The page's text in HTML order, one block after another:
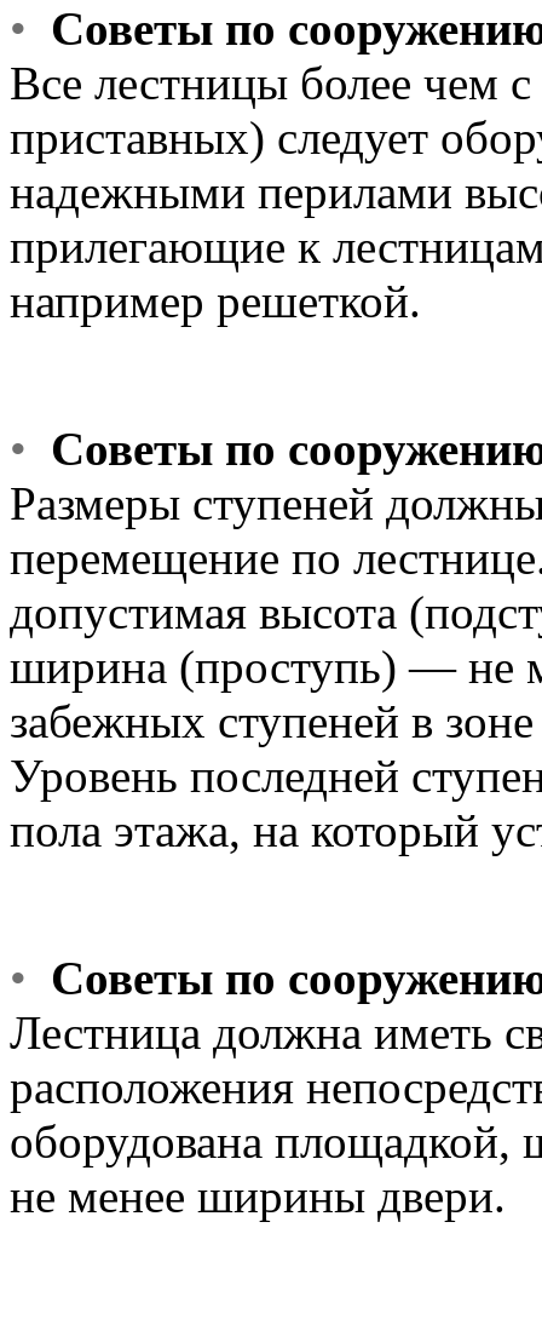
• Советы по
Все лестницы более чем
приставных) следует
надежными перилами
прилегающие к
например решеткой.
• Советы по
Размеры ступеней
перемещение по
допустимая высота
ширина (проступь) — не
забежных ступеней в
Уровень последней
пола этажа, на который
• Советы по
Лестница должна иметь
расположения
оборудована площадкой,
не менее ширины двери.